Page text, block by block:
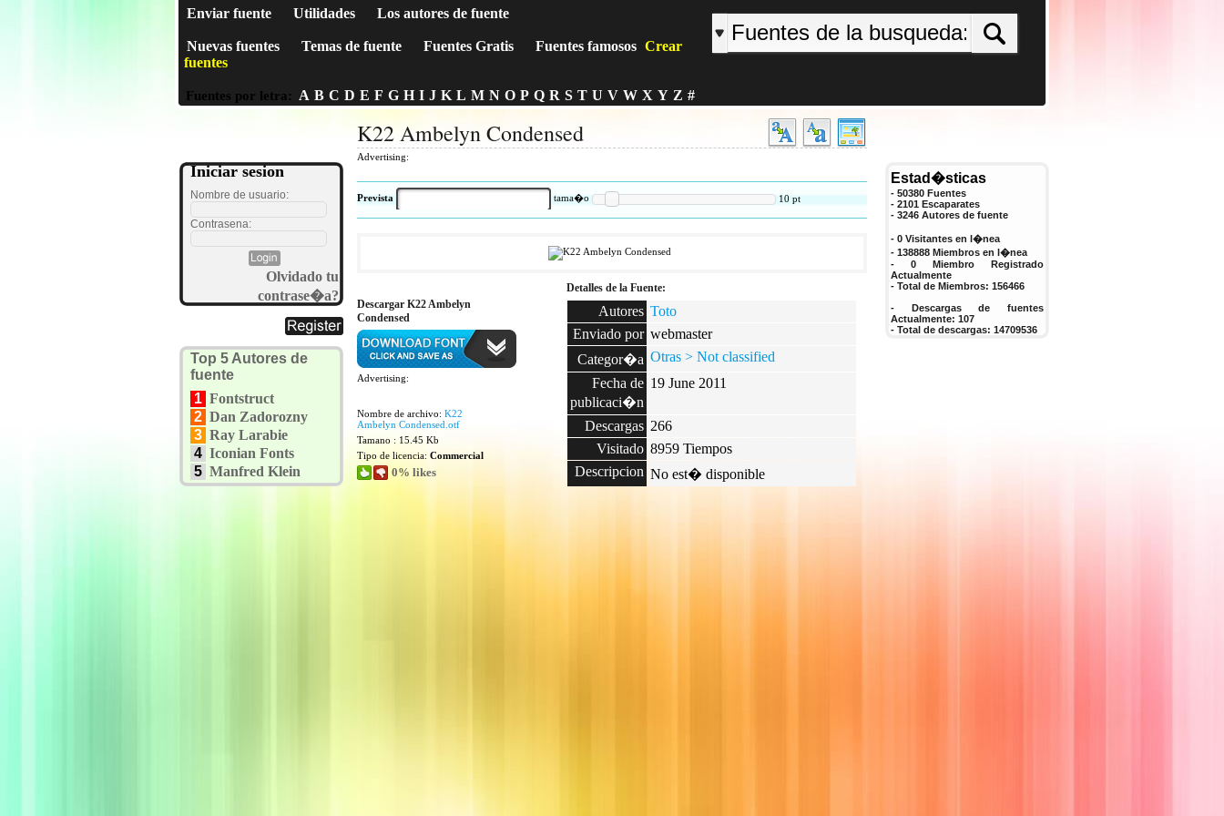
Enviar fuente Utilidades Los autores de fuente
Nuevas fuentes Temas de fuente Fuentes Gratis Fuentes famosos Crear
fuentes
Fuentes por letra: A B C D E F G H I J K L M N O P Q R S T U V W X Y Z #
Iniciar sesion
Nombre de usuario:
Contrasena:
Olvidado tu
contrase�a?
Top 5 Autores de
fuente
1 Fontstruct
2 Dan Zadorozny
3 Ray Larabie
4 Iconian Fonts
5 Manfred Klein
K22 Ambelyn Condensed
Advertising:
Prevista tama�o 10 pt
Descargar K22 Ambelyn
Condensed
Advertising:
Nombre de archivo: K22
Ambelyn Condensed.otf
Tamano : 15.45 Kb
Tipo de licencia: Commercial
0% likes
Detalles de la Fuente:
Autores Toto
Enviado por webmaster
Categor�a Otras > Not classified
Fecha de
publicaci�n
19 June 2011
Descargas 266
Visitado 8959 Tiempos
Descripcion No est� disponible
Estad�sticas
- 50380 Fuentes
- 2101 Escaparates
- 3246 Autores de fuente
- 0 Visitantes en l�nea
- 138888 Miembros en l�nea
- 0 Miembro Registrado
Actualmente
- Total de Miembros: 156466
- Descargas de fuentes
Actualmente: 107
- Total de descargas: 14709536